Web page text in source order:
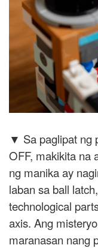
▼ Sa paglipat ng
OFF, makikita na
ng manika ay
laban sa ball
technological
axis. Ang
maranasan nang